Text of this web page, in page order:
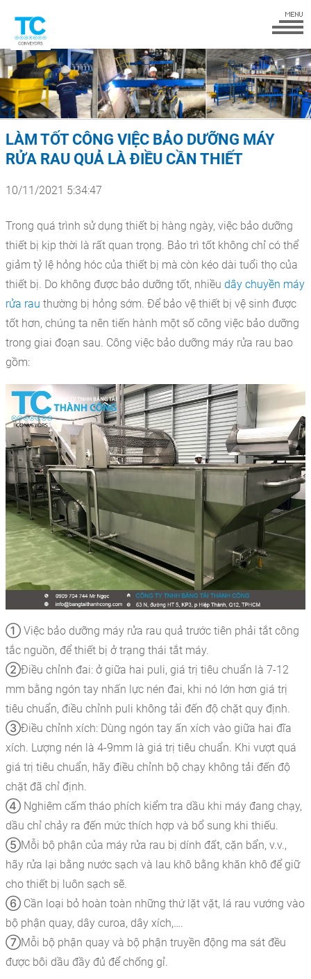
LÀM TỐT CÔNG VIỆC BẢO DƯỠNG MÁY
RỬA RAU QUẢ LÀ ĐIỀU CẦN THIẾT
10/11/2021 5:34:47
Trong quá trình sử dụng thiết bị hàng ngày, việc bảo dưỡng
thiết bị kịp thời là rất quan trọng. Bảo trì tốt không chỉ có thể
giảm tỷ lệ hỏng hóc của thiết bị mà còn kéo dài tuổi thọ của
thiết bị. Do không được bảo dưỡng tốt, nhiều dây chuyền máy
rửa rau thường bị hỏng sớm. Để bảo vệ thiết bị vệ sinh được
tốt hơn, chúng ta nên tiến hành một số công việc bảo dưỡng
trong giai đoạn sau. Công việc bảo dưỡng máy rửa rau bao
gồm:
① Việc bảo dưỡng máy rửa rau quả trước tiên phải tắt công
tắc nguồn, để thiết bị ở trạng thái tắt máy.
②Điều chỉnh đai: ở giữa hai puli, giá trị tiêu chuẩn là 7-12
mm bằng ngón tay nhấn lực nén đai, khi nó lớn hơn giá trị
tiêu chuẩn, điều chỉnh puli không tải đến độ chặt quy định.
③Điều chỉnh xích: Dùng ngón tay ấn xích vào giữa hai đĩa
xích. Lượng nén là 4-9mm là giá trị tiêu chuẩn. Khi vượt quá
giá trị tiêu chuẩn, hãy điều chỉnh bộ chạy không tải đến độ
chặt đã chỉ định.
④ Nghiêm cấm tháo phích kiểm tra dầu khi máy đang chạy,
dầu chỉ chảy ra đến mức thích hợp và bổ sung khi thiếu.
⑤Mỗi bộ phận của máy rửa rau bị dính đất, cặn bẩn, v.v.,
hãy rửa lại bằng nước sạch và lau khô bằng khăn khô để giữ
cho thiết bị luôn sạch sẽ.
⑥ Cần loại bỏ hoàn toàn những thứ lặt vặt, lá rau vướng vào
bộ phận quay, dây curoa, dây xích,….
⑦Mỗi bộ phận quay và bộ phận truyền động ma sát đều
được bôi dầu đầy đủ để chống gỉ.